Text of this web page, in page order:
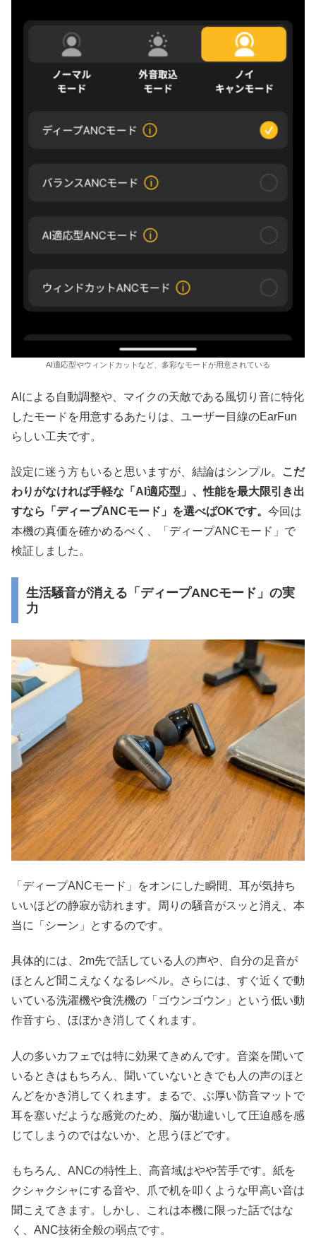
AI適応型やウィンドカットなど、多彩なモードが用意されている
AIによる自動調整や、マイクの天敵である風切り音に特化
したモードを用意するあたりは、ユーザー目線のEarFun
らしい工夫です。
設定に迷う方もいると思いますが、結論はシンプル。
こだ
わりがなければ手軽な「AI適応型」、性能を最大限引き出
すなら「ディープANCモード」を選べばOKです。 今回は
本機の真価を確かめるべく、「ディープANCモード」で
検証しました。
生活騒音が消える「ディープANCモード」の実
力
「ディープANCモード」をオンにした瞬間、耳が気持ち
いいほどの静寂が訪れます。周りの騒音がスッと消え、本
当に「シーン」とするのです。
具体的には、2m先で話している人の声や、自分の足音が
ほとんど聞こえなくなるレベル。さらには、すぐ近くで動
いている洗濯機や食洗機の「ゴウンゴウン」という低い動
作音すら、ほぼかき消してくれます。
人の多いカフェでは特に効果てきめんです。音楽を聞いて
いるときはもちろん、聞いていないときでも人の声のほと
んどをかき消してくれます。まるで、ぶ厚い防音マットで
耳を塞いだような感覚のため、脳が勘違いして圧迫感を感
じてしまうのではないか、と思うほどです。
もちろん、ANCの特性上、高音域はやや苦手です。紙を
クシャクシャにする音や、爪で机を叩くような甲高い音は
聞こえてきます。しかし、これは本機に限った話ではな
く、ANC技術全般の弱点です。